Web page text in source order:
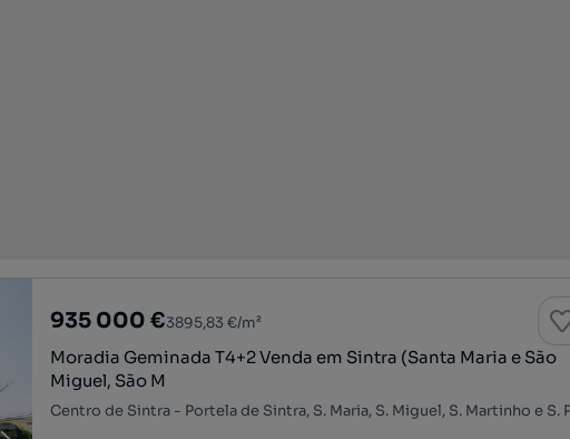
935 000 €3895,83 €/m²
Moradia Geminada T4+2 Venda em Sintra (Santa Maria e São
Miguel, São M